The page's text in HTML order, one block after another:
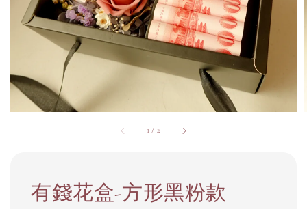
1 / 2
有錢花盒-方形黑粉款